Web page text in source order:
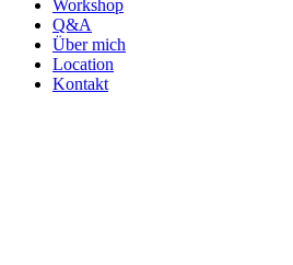
Workshop
Q&A
Über mich
Location
Kontakt